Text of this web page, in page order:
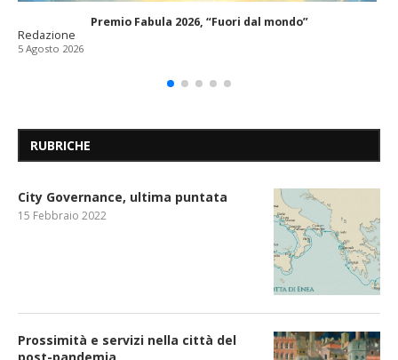
Premio Fabula 2026, “Fuori dal mondo”
Redazione
5 Agosto 2026
RUBRICHE
City Governance, ultima puntata
15 Febbraio 2022
Prossimità e servizi nella città del
post-pandemia